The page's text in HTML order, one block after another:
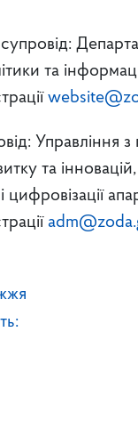
та
Управління з
та